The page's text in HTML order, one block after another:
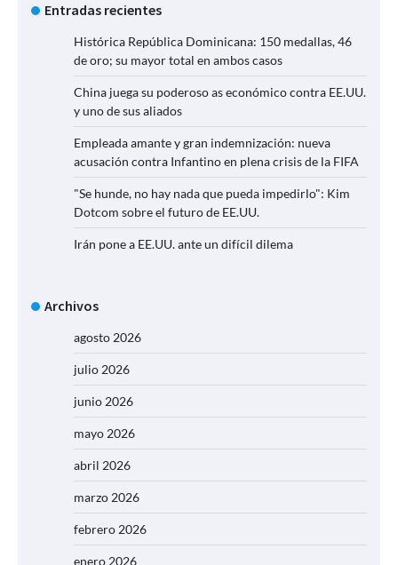
Entradas recientes
Histórica República Dominicana: 150 medallas, 46
de oro; su mayor total en ambos casos
China juega su poderoso as económico contra EE.UU.
y uno de sus aliados
Empleada amante y gran indemnización: nueva
acusación contra Infantino en plena crisis de la FIFA
"Se hunde, no hay nada que pueda impedirlo": Kim
Dotcom sobre el futuro de EE.UU.
Irán pone a EE.UU. ante un difícil dilema
Archivos
agosto 2026
julio 2026
junio 2026
mayo 2026
abril 2026
marzo 2026
febrero 2026
enero 2026